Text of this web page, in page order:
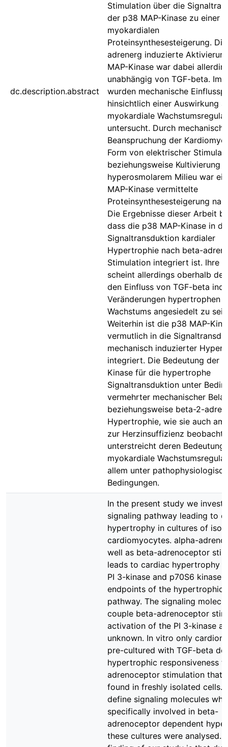
dc.description.abstract
Stimulation über die
der p38 MAP-Kinase zu einer
myokardialen
Proteinsynthesesteigerung.
adrenerg induzierte
MAP-Kinase war dabei
unabhängig von TGF-beta. Im
wurden mechanische
hinsichtlich einer Auswirkung
myokardiale
untersucht. Durch mechanische
Beanspruchung der
Form von elektrischer
beziehungsweise Kultivierung
hyperosmolarem Milieu war
MAP-Kinase vermittelte
Proteinsynthesesteigerung
Die Ergebnisse dieser Arbeit
dass die p38 MAP-Kinase in
Signaltransduktion kardialer
Hypertrophie nach beta-
Stimulation integriert ist. Ihre
scheint allerdings oberhalb
den Einfluss von TGF-beta
Veränderungen hypertrophen
Wachstums angesiedelt zu
Weiterhin ist die p38 MAP-
vermutlich in die
mechanisch induzierter
integriert. Die Bedeutung der
Kinase für die hypertrophe
Signaltransduktion unter
vermehrter mechanischer
beziehungsweise beta-2-
Hypertrophie, wie sie auch am
zur Herzinsuffizienz
unterstreicht deren Bedeutung
myokardiale
allem unter
Bedingungen.
In the present study we
signaling pathway leading to
hypertrophy in cultures of
cardiomyocytes. alpha-
well as beta-adrenoceptor
leads to cardiac hypertrophy
PI 3-kinase and p70S6 kinase
endpoints of the hypertrophic
pathway. The signaling
couple beta-adrenoceptor
activation of the PI 3-kinase
unknown. In vitro only
pre-cultured with TGF-beta
hypertrophic responsiveness
adrenoceptor stimulation that
found in freshly isolated cells.
define signaling molecules
specifically involved in beta-
adrenoceptor dependent
these cultures were analysed.